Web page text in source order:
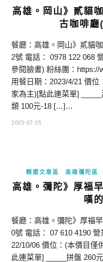
高雄。岡山》貳貓
古咖啡廳
餐廳：高雄。岡山》貳貓
2號 電話： 0978 122 068
參閱臉書) 粉絲團：https://
用餐日期：2023/4/21 價
家為主)[點此連菜單]
類 100元-18 […]…
2023-07-25
精選文章區 高雄彌陀區
高雄。彌陀》厚福
嘆
餐廳：高雄。彌陀》厚福
0號 電話： 07 610 4190
22/10/06 價位：(本價目僅
此連菜單] _____拼盤 260